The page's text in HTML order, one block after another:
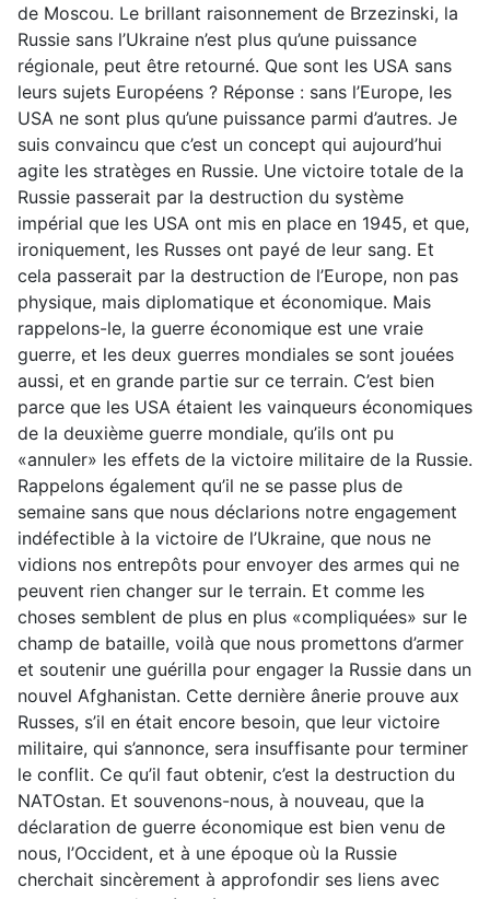
de Moscou. Le brillant raisonnement de Brzezinski, la
Russie sans l’Ukraine n’est plus qu’une puissance
régionale, peut être retourné. Que sont les USA sans
leurs sujets Européens ? Réponse : sans l’Europe, les
USA ne sont plus qu’une puissance parmi d’autres. Je
suis convaincu que c’est un concept qui aujourd’hui
agite les stratèges en Russie. Une victoire totale de la
Russie passerait par la destruction du système
impérial que les USA ont mis en place en 1945, et que,
ironiquement, les Russes ont payé de leur sang. Et
cela passerait par la destruction de l’Europe, non pas
physique, mais diplomatique et économique. Mais
rappelons-le, la guerre économique est une vraie
guerre, et les deux guerres mondiales se sont jouées
aussi, et en grande partie sur ce terrain. C’est bien
parce que les USA étaient les vainqueurs économiques
de la deuxième guerre mondiale, qu’ils ont pu
«annuler» les effets de la victoire militaire de la Russie.
Rappelons également qu’il ne se passe plus de
semaine sans que nous déclarions notre engagement
indéfectible à la victoire de l’Ukraine, que nous ne
vidions nos entrepôts pour envoyer des armes qui ne
peuvent rien changer sur le terrain. Et comme les
choses semblent de plus en plus «compliquées» sur le
champ de bataille, voilà que nous promettons d’armer
et soutenir une guérilla pour engager la Russie dans un
nouvel Afghanistan. Cette dernière ânerie prouve aux
Russes, s’il en était encore besoin, que leur victoire
militaire, qui s’annonce, sera insuffisante pour terminer
le conflit. Ce qu’il faut obtenir, c’est la destruction du
NATOstan. Et souvenons-nous, à nouveau, que la
déclaration de guerre économique est bien venu de
nous, l’Occident, et à une époque où la Russie
cherchait sincèrement à approfondir ses liens avec